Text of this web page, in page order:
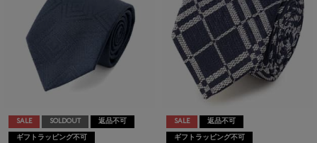
SALE SOLDOUT 返品不可
ギフトラッピング不可
SALE 返品不可
ギフトラッピング不可